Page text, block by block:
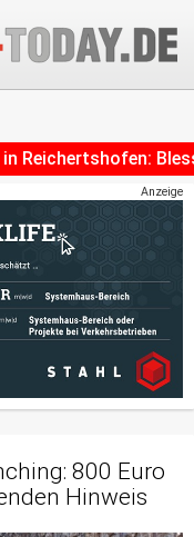
und Strafanzeige
Anzeige
800 Euro
Hinweis